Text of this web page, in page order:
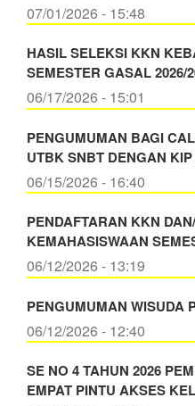
07/01/2026 - 15:48
HASIL SELEKSI KKN
SEMESTER GASAL 2026/
06/17/2026 - 15:01
PENGUMUMAN BAGI
UTBK SNBT DENGAN
06/15/2026 - 16:40
PENDAFTARAN KKN
KEMAHASISWAAN
06/12/2026 - 13:19
PENGUMUMAN WISUDA
06/12/2026 - 12:40
SE NO 4 TAHUN 2026
EMPAT PINTU AKSES